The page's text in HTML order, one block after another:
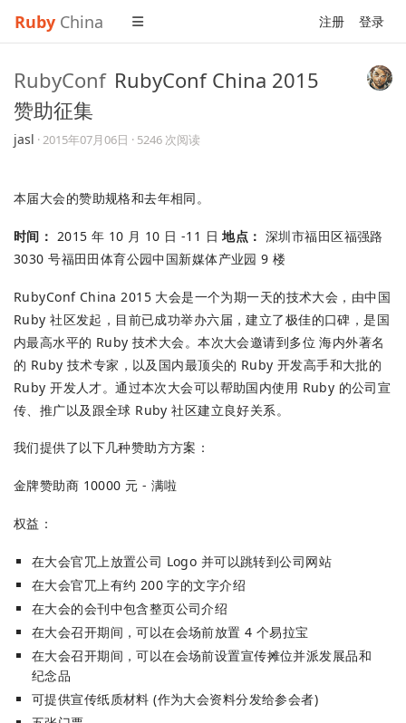
Ruby China 注册 登录
RubyConf RubyConf China 2015
赞助征集
jasl ·2015年07月06日 · 5246 次阅读
本届大会的赞助规格和去年相同。
时间： 2015 年 10 ⽉ 10 ⽇ -11 日地点： 深圳市福田区福强路
3030 号福⽥田体育公园中国新媒体产业园 9 楼
RubyConf China 2015 大会是⼀个为期⼀天的技术大会，由中国
Ruby 社区发起，目前已成功举办六届，建⽴了极佳的⼝碑，是国
内最⾼⽔平的 Ruby 技术大会。本次⼤会邀请到多位 海内外著名
的 Ruby 技术专家，以及国内最顶尖的 Ruby 开发⾼⼿和⼤批的
Ruby 开发人才。通过本次⼤会可以帮助国内使用 Ruby 的公司宣
传、推广以及跟全球 Ruby 社区建⽴良好关系。
我们提供了以下⼏种赞助⽅方案：
金牌赞助商 10000 元 - 满啦
权益：
在⼤会官⺴上放置公司 Logo 并可以跳转到公司网站
在⼤会官⺴上有约 200 字的⽂字介绍
在大会的会刊中包含整⻚公司介绍
在⼤会召开期间，可以在会场前放置 4 个易拉宝
在⼤会召开期间，可以在会场前设置宣传摊位并派发展品和
纪念品
可提供宣传纸质材料 (作为大会资料分发给参会者)